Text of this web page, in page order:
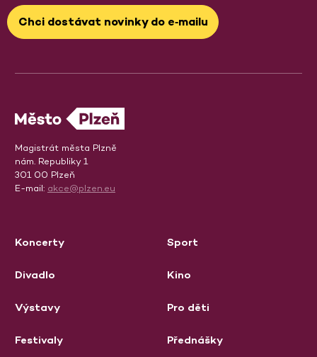
Chci dostávat novinky do e‑mailu
Magistrát města Plzně
nám. Republiky 1
301 00 Plzeň
E-mail: akce@plzen.eu
Koncerty
Divadlo
Výstavy
Festivaly
Sport
Kino
Pro děti
Přednášky